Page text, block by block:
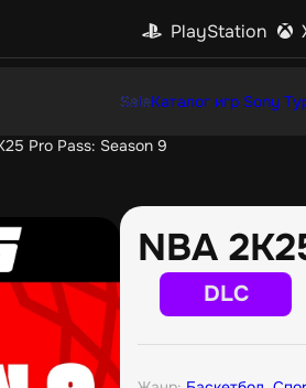
PlayStation
SaleКаталог игр Sony
Pro Pass: Season 9
NBA
DLC